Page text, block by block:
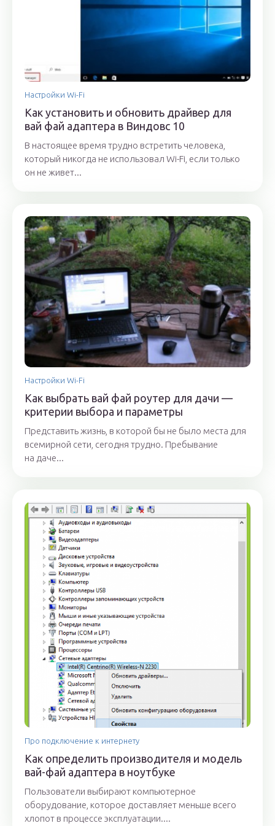
Настройки Wi-Fi
Как установить и обновить драйвер для
вай фай адаптера в Виндовс 10
В настоящее время трудно встретить человека,
который никогда не использовал Wi-Fi, если только
он не живет...
Настройки Wi-Fi
Как выбрать вай фай роутер для дачи —
критерии выбора и параметры
Представить жизнь, в которой бы не было места для
всемирной сети, сегодня трудно. Пребывание
на даче...
Про подключение к интернету
Как определить производителя и модель
вай-фай адаптера в ноутбуке
Пользователи выбирают компьютерное
оборудование, которое доставляет меньше всего
хлопот в процессе эксплуатации....